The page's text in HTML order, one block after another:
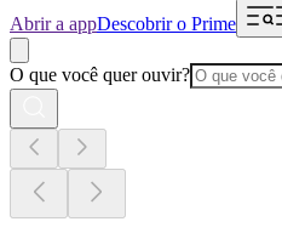
Abrir a appDescobrir o Prime
O que você quer ouvir?